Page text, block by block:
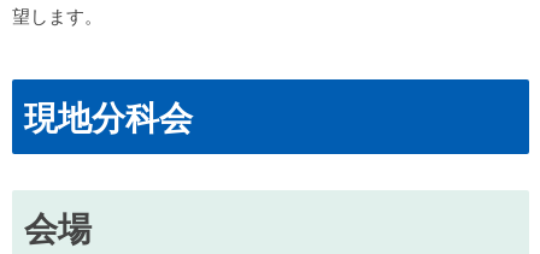
望します。
現地分科会
会場